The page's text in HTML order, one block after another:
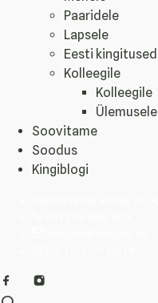
Paaridele
Lapsele
Eesti kingitused
Kolleegile
Kolleegile
Ülemusele
Soovitame
Soodus
Kingiblogi